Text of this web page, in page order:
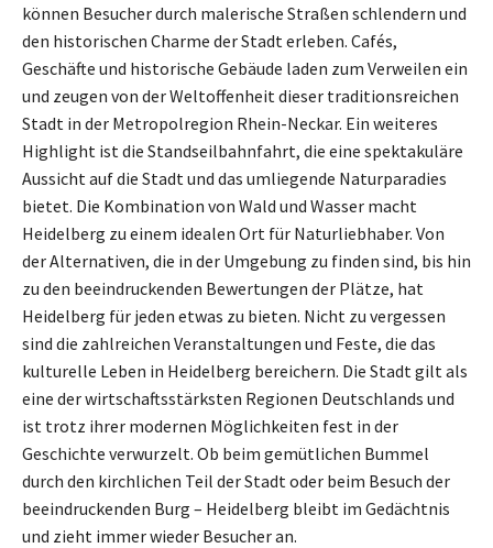
können Besucher durch malerische Straßen schlendern und
den historischen Charme der Stadt erleben. Cafés,
Geschäfte und historische Gebäude laden zum Verweilen ein
und zeugen von der Weltoffenheit dieser traditionsreichen
Stadt in der Metropolregion Rhein-Neckar. Ein weiteres
Highlight ist die Standseilbahnfahrt, die eine spektakuläre
Aussicht auf die Stadt und das umliegende Naturparadies
bietet. Die Kombination von Wald und Wasser macht
Heidelberg zu einem idealen Ort für Naturliebhaber. Von
der Alternativen, die in der Umgebung zu finden sind, bis hin
zu den beeindruckenden Bewertungen der Plätze, hat
Heidelberg für jeden etwas zu bieten. Nicht zu vergessen
sind die zahlreichen Veranstaltungen und Feste, die das
kulturelle Leben in Heidelberg bereichern. Die Stadt gilt als
eine der wirtschaftsstärksten Regionen Deutschlands und
ist trotz ihrer modernen Möglichkeiten fest in der
Geschichte verwurzelt. Ob beim gemütlichen Bummel
durch den kirchlichen Teil der Stadt oder beim Besuch der
beeindruckenden Burg – Heidelberg bleibt im Gedächtnis
und zieht immer wieder Besucher an.